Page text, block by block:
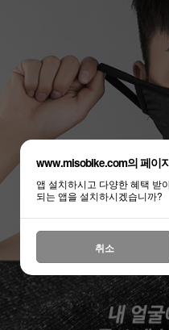
www.misobike.com의 페이
앱 설치하시고 다양한 혜택 받
되는 앱을 설치하시겠습니까?
취소